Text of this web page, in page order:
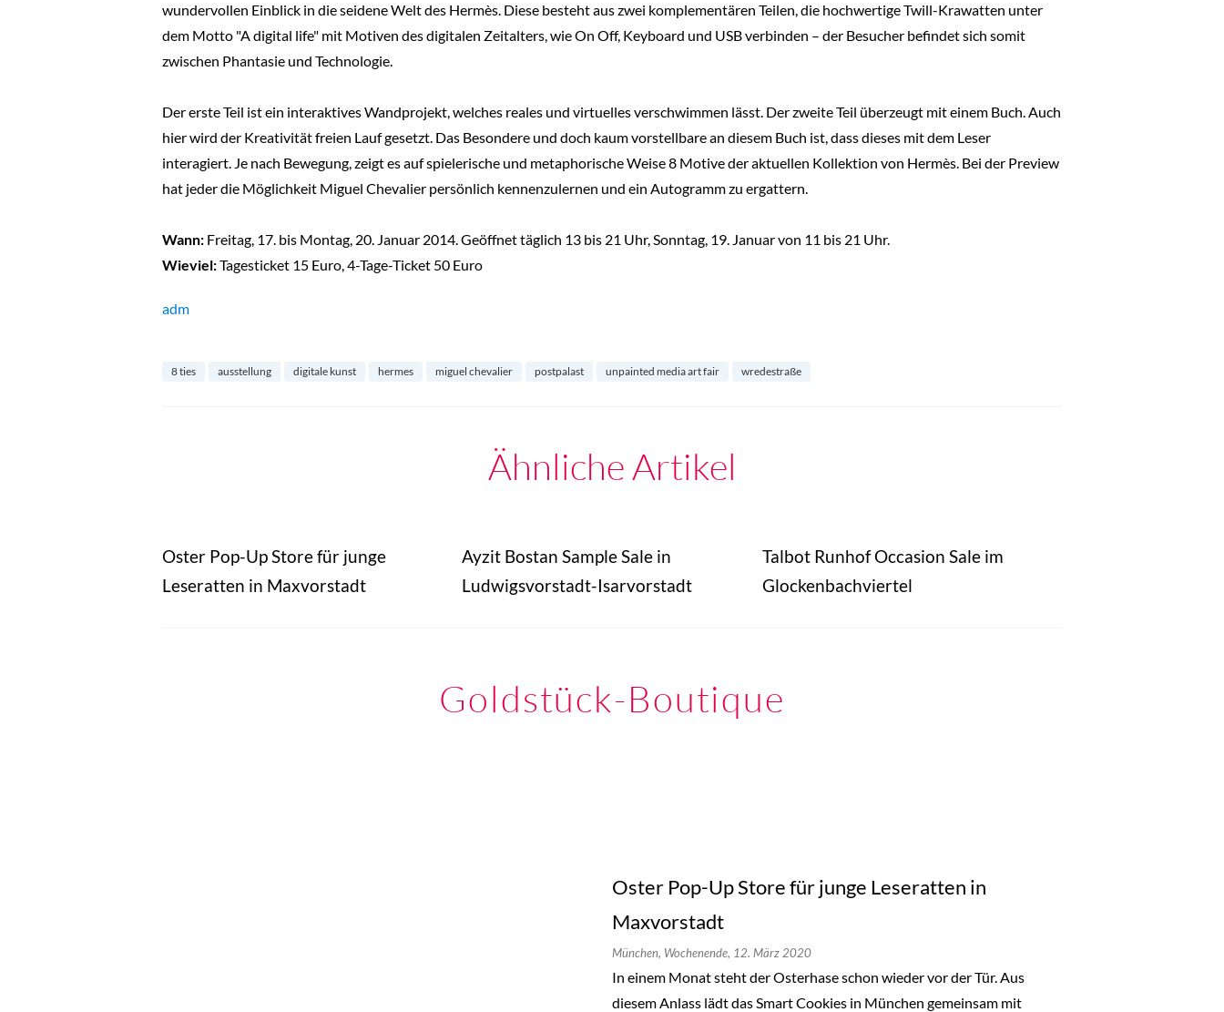
wundervollen Einblick in die seidene Welt des Hermès. Diese besteht aus zwei komplementären Teilen, die hochwertige Twill-Krawatten unter
dem Motto "A digital life" mit Motiven des digitalen Zeitalters, wie On Off, Keyboard und USB verbinden – der Besucher befindet sich somit
zwischen Phantasie und Technologie.
Der erste Teil ist ein interaktives Wandprojekt, welches reales und virtuelles verschwimmen lässt. Der zweite Teil überzeugt mit einem Buch. Auch
hier wird der Kreativität freien Lauf gesetzt. Das Besondere und doch kaum vorstellbare an diesem Buch ist, dass dieses mit dem Leser
interagiert. Je nach Bewegung, zeigt es auf spielerische und metaphorische Weise 8 Motive der aktuellen Kollektion von Hermès. Bei der Preview
hat jeder die Möglichkeit Miguel Chevalier persönlich kennenzulernen und ein Autogramm zu ergattern.
Wann: Freitag, 17. bis Montag, 20. Januar 2014. Geöffnet täglich 13 bis 21 Uhr, Sonntag, 19. Januar von 11 bis 21 Uhr.
Wieviel:Tagesticket 15 Euro, 4-Tage-Ticket 50 Euro
adm
8 ties ausstellung digitale kunst hermes miguel chevalier postpalast unpainted media art fair wredestraße
Ähnliche Artikel
Oster Pop-Up Store für junge
Leseratten in Maxvorstadt
Ayzit Bostan Sample Sale in
Ludwigsvorstadt-Isarvorstadt
Talbot Runhof Occasion Sale im
Glockenbachviertel
Goldstück-Boutique
Oster Pop-Up Store für junge Leseratten in
Maxvorstadt
München, Wochenende, 12. März 2020
In einem Monat steht der Osterhase schon wieder vor der Tür. Aus
diesem Anlass lädt das Smart Cookies in München gemeinsam mit